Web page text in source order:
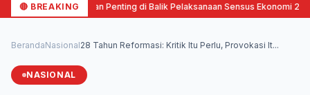
🔴 BREAKINGAlasan Penting di Balik Pelaksanaan Sensus Ekonomi
BerandaNasional28 Tahun Reformasi: Kritik Itu Perlu, Provokasi It...
NASIONAL